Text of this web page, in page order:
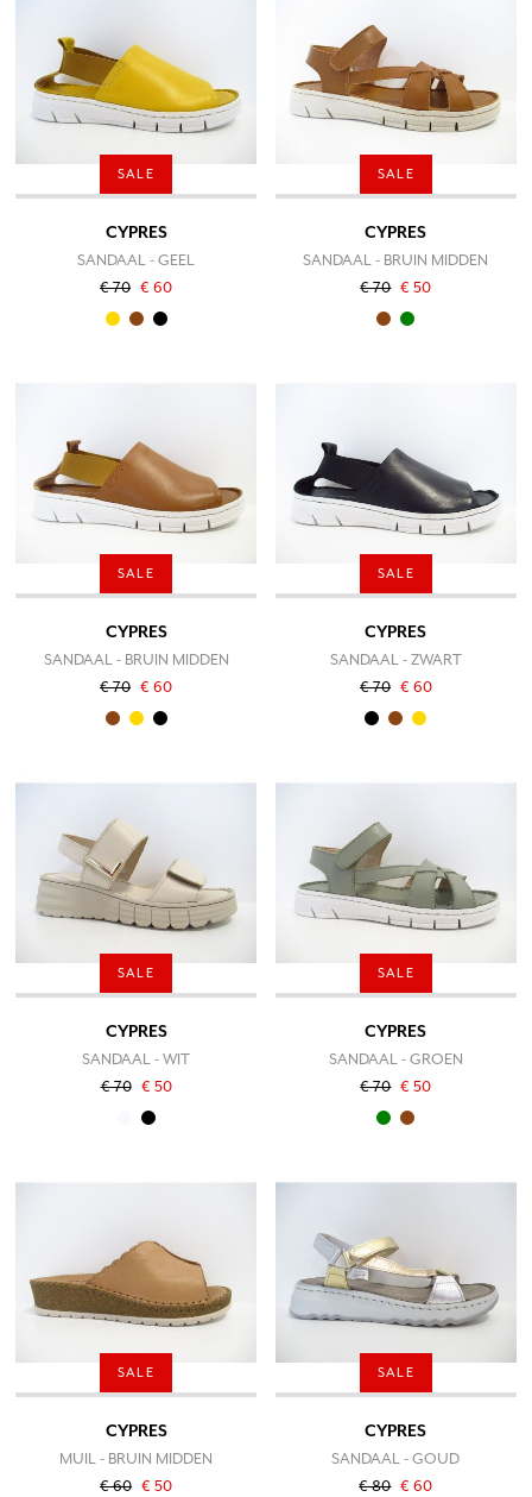
SALE
CYPRES
SANDAAL - GEEL
€ 70 € 60
SALE
CYPRES
SANDAAL - BRUIN MIDDEN
€ 70 € 50
SALE
CYPRES
SANDAAL - BRUIN MIDDEN
€ 70 € 60
SALE
CYPRES
SANDAAL - ZWART
€ 70 € 60
SALE
CYPRES
SANDAAL - WIT
€ 70 € 50
SALE
CYPRES
SANDAAL - GROEN
€ 70 € 50
SALE
CYPRES
MUIL - BRUIN MIDDEN
€ 60 € 50
SALE
CYPRES
SANDAAL - GOUD
€ 80 € 60